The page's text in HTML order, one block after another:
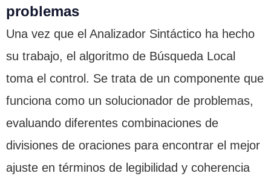
problemas
Una vez que el Analizador Sintáctico ha hecho
su trabajo, el algoritmo de Búsqueda Local
toma el control. Se trata de un componente que
funciona como un solucionador de problemas,
evaluando diferentes combinaciones de
divisiones de oraciones para encontrar el mejor
ajuste en términos de legibilidad y coherencia